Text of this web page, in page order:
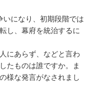
いになり、初期段階では
し、幕府を統治するに
にあらず、などと言わ
たものは誰ですか。ま
様な発言がなされまし